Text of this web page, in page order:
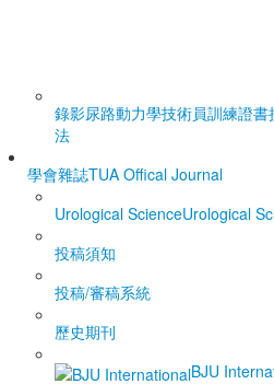
錄影尿路動力學技術員訓練證書
法
學會雜誌TUA Offical Journal
Urological ScienceUrological
投稿須知
投稿/審稿系統
歷史期刊
BJU